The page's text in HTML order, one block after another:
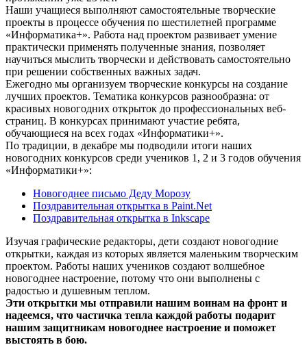
Наши учащиеся выполняют самостоятельные творческие
проекты в процессе обучения по шестилетней программе
«Информатика+». Работа над проектом развивает умение
практически применять полученные знания, позволяет
научиться мыслить творчески и действовать самостоятельно
при решении собственных важных задач.
Ежегодно мы организуем творческие конкурсы на создание
лучших проектов. Тематика конкурсов разнообразна: от
красивых новогодних открыток до профессиональных веб-
страниц. В конкурсах принимают участие ребята,
обучающиеся на всех годах «Информатики+».
По традиции, в декабре мы подводили итоги наших
новогодних конкурсов среди учеников 1, 2 и 3 годов обучения
«Информатики+»:
Новогоднее письмо Деду Морозу
Поздравительная открытка в Paint.Net
Поздравительная открытка в Inkscape
Изучая графические редакторы, дети создают новогодние
открытки, каждая из которых является маленьким творческим
проектом. Работы наших учеников создают волшебное
новогоднее настроение, потому что они выполнены с
радостью и душевным теплом.
Эти открытки мы отправили нашим воинам на фронт и
надеемся, что частичка тепла каждой работы подарит
нашим защитникам новогоднее настроение и поможет
выстоять в бою.